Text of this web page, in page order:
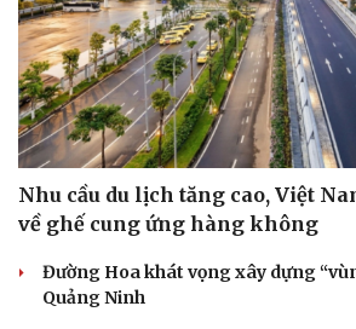
Cải chính
Nhu cầu du lịch tăng cao, Việt
về ghế cung ứng hàng không
Đường Hoa khát vọng xây dựng
Quảng Ninh